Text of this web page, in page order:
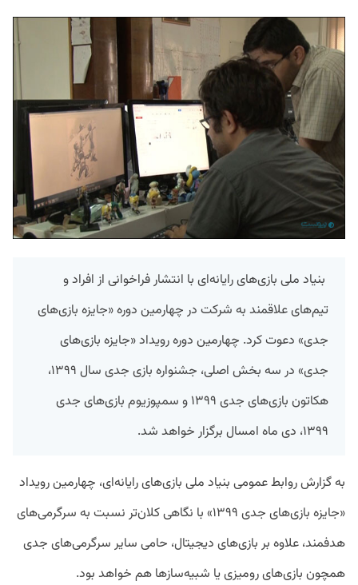
بنیاد ملی بازی‌های رایانه‌ای با انتشار فراخوانی از افراد و
تیم‌های علاقمند به شرکت در چهارمین دوره «جایزه بازی‌های
جدی» دعوت کرد. چهارمین دوره رویداد «جایزه بازی‌های
جدی» در سه بخش اصلی، جشنواره بازی جدی سال ۱۳۹۹،
هکاتون بازی‌های جدی ۱۳۹۹ و سمپوزیوم بازی‌های جدی
۱۳۹۹، دی ماه امسال برگزار خواهد شد.
به گزارش روابط عمومی بنیاد ملی بازی‌های رایانه‌ای، چهارمین رویداد
«جایزه بازی‌های جدی ۱۳۹۹» با نگاهی کلان‌‌تر نسبت به سرگرمی‌های
هدفمند، علاوه بر بازی‌های دیجیتال، حامی سایر سرگرمی‌های جدی
همچون بازی‌های رومیزی یا شبیه‌سازها هم خواهد بود.